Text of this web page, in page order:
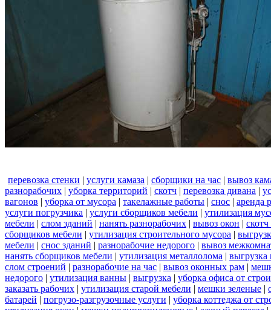
перевозка стенки | услуги камаза | сборщики на час | вывоз
разнорабочих | уборка территорий | скотч | перевозка дивана |
вагонов | уборка от мусора | такелажные работы | снос | аренда
услуги погрузчика | услуги сборщиков мебели | утилизация
мебели | слом зданий | нанять разнорабочих | вывоз окон |
сборщиков мебели | утилизация строительного мусора |
мебели | снос зданий | разнорабочие недорого | вывоз
нанять сборщиков мебели | утилизация металлолома | выгрузка
слом строений | разнорабочие на час | вывоз оконных рам |
недорого | утилизация ванны | выгрузка | уборка офиса от
заказать рабочих | утилизация старой мебели | мешки зеленые |
батарей | погрузо-разгрузочные услуги | уборка коттеджа от